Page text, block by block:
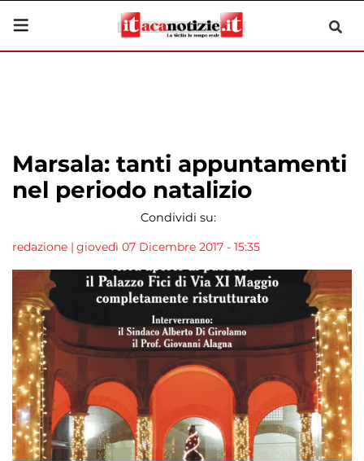
Marsala: tanti appuntamenti
nel periodo natalizio
Condividi su:
redazione | giovedì 07 Dicembre 2017 - 15:35